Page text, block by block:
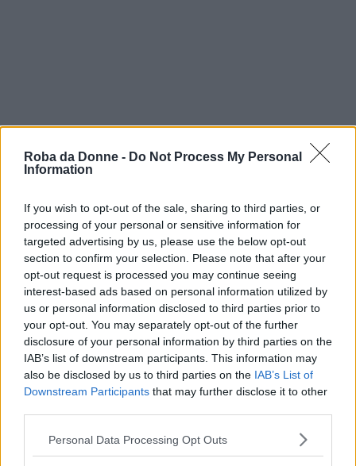
Roba da Donne - Do Not Process My Personal
Information
If you wish to opt-out of the sale, sharing to third parties, or
processing of your personal or sensitive information for
targeted advertising by us, please use the below opt-out
section to confirm your selection. Please note that after your
opt-out request is processed you may continue seeing
interest-based ads based on personal information utilized by
us or personal information disclosed to third parties prior to
your opt-out. You may separately opt-out of the further
disclosure of your personal information by third parties on the
IAB’s list of downstream participants. This information may
also be disclosed by us to third parties on the IAB’s List of
Downstream Participants that may further disclose it to other
Please note that this website/app uses one or more Google
Personal Data Processing Opt Outs
Le polpette di lenticchie al forno si preparano
allo stesso modo della ricetta originale, quindi
aggiungendo lenticchie, grana grattugiato,
pangrattato, prezzemolo e sale. Formare le
polpette e cuocerle a 180° per 35 minuti o
friggetele direttamente in padella fino a che
saranno ben dorate. Servite le polpette con un
contorno di verdure.